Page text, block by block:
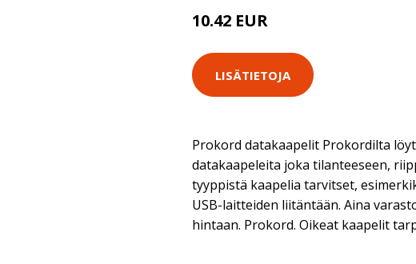
10.42 EUR
LISÄTIETOJA
Prokord datakaapelit Prokordilta
datakaapeleita joka tilanteeseen,
tyyppistä kaapelia tarvitset,
USB-laitteiden liitäntään. Aina
hintaan. Prokord. Oikeat kaapelit